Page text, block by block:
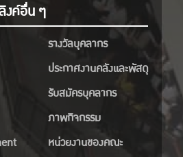
งค์อื่น ๆ
รางวัลบุคลากร
ประกาศงานคลังและพัสดุ
รับสมัครบุคลากร
ภาพกิจกรรม
หน่วยงานของคณะ